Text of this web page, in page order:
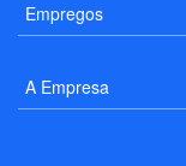
Empregos
A Empresa